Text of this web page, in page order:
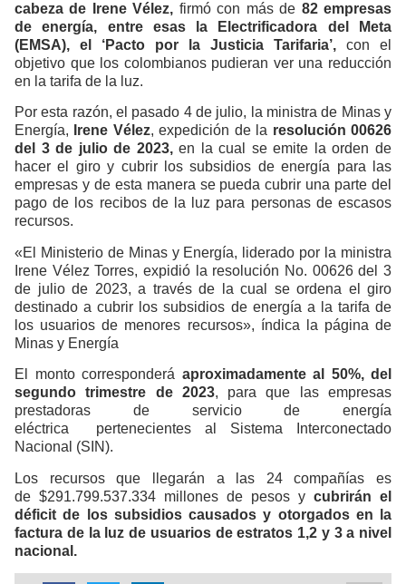
cabeza de Irene Vélez, firmó con más de 82 empresas
de energía, entre esas la Electrificadora del Meta
(EMSA), el ‘Pacto por la Justicia Tarifaria’, con el
objetivo que los colombianos pudieran ver una reducción
en la tarifa de la luz.
Por esta razón, el pasado 4 de julio, la ministra de Minas y
Energía, Irene Vélez, expedición de la resolución 00626
del 3 de julio de 2023,en la cual se emite la orden de
hacer el giro y cubrir los subsidios de energía para las
empresas y de esta manera se pueda cubrir una parte del
pago de los recibos de la luz para personas de escasos
recursos.
«El Ministerio de Minas y Energía, liderado por la ministra
Irene Vélez Torres, expidió la resolución No. 00626 del 3
de julio de 2023, a través de la cual se ordena el giro
destinado a cubrir los subsidios de energía a la tarifa de
los usuarios de menores recursos», índica la página de
Minas y Energía
El monto corresponderá aproximadamente al 50%, del
segundo trimestre de 2023, para que las empresas
prestadoras de servicio de energía
eléctrica pertenecientes al Sistema Interconectado
Nacional (SIN).
Los recursos que llegarán a las 24 compañías es
de $291.799.537.334 millones de pesos y cubrirán el
déficit de los subsidios causados y otorgados en la
factura de la luz de usuarios de estratos 1,2 y 3 a nivel
nacional.